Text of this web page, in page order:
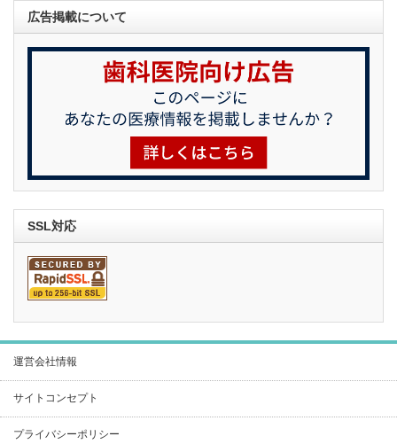
広告掲載について
SSL対応
運営会社情報
サイトコンセプト
プライバシーポリシー